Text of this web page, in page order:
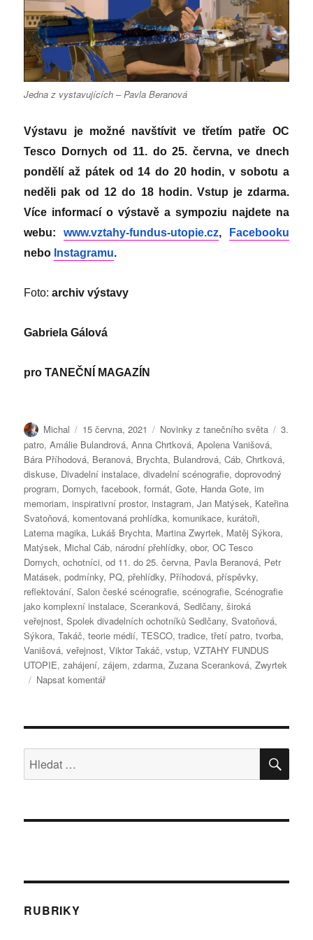
Jedna z vystavujících – Pavla Beranová
Výstavu je možné navštívit ve třetím patře OC
Tesco Dornych od 11. do 25. června, ve dnech
pondělí až pátek od 14 do 20 hodin, v sobotu a
neděli pak od 12 do 18 hodin. Vstup je zdarma.
Více informací o výstavě a sympoziu najdete na
webu: www.vztahy-fundus-utopie.cz,
Facebooku
nebo Instagramu.
Foto:archiv výstavy
Gabriela Gálová
proTANEČNÍ MAGAZÍN
Autor:
Michal Publikováno:
15 června, 2021 Rubriky:
Novinky z tanečního světa Štítky:
3.
patro,Amálie Bulandrová,Anna Chrtková,Apolena Vanišová,
Bára Příhodová, Beranová, Brychta, Bulandrová,Cáb,Chrtková,
diskuse, Divadelní instalace,divadelní scénografie,doprovodný
program, Dornych,facebook,formát,Gote, Handa Gote,im
memoriam,inspirativní prostor,instagram,Jan Matýsek, Kateřina
Svatoňová,komentovaná prohlídka,komunikace,kurátoři,
Laterna magika, Lukáš Brychta, Martina Zwyrtek, Matěj Sýkora,
Matýsek, Michal Cáb, národní přehlídky,obor,OC Tesco
Dornych,ochotníci,od 11. do 25. června, Pavla Beranová, Petr
Matásek,podmínky, PQ,přehlídky, Příhodová,příspěvky,
reflektování,Salon české scénografie,scénografie,Scénografie
jako komplexní instalace,Sceranková,Sedlčany,široká
veřejnost,Spolek divadelních ochotníků Sedlčany,Svatoňová,
Sýkora,Takáč,teorie médií,TESCO,tradice,třetí patro,tvorba,
Vanišová,veřejnost,Viktor Takáč,vstup,VZTAHY FUNDUS
UTOPIE,zahájení,zájem,zdarma,Zuzana Sceranková,Zwyrtek
Napsat komentářpro
názvem
komunikaci
Hledat:
RUBRIKY